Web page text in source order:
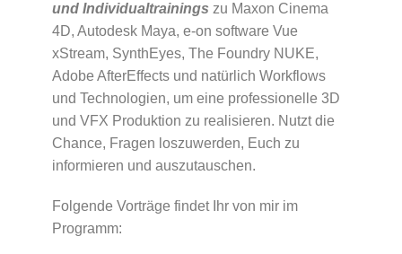
und Individualtrainings zu Maxon Cinema
4D, Autodesk Maya, e-on software Vue
xStream, SynthEyes, The Foundry NUKE,
Adobe AfterEffects und natürlich Workflows
und Technologien, um eine professionelle 3D
und VFX Produktion zu realisieren. Nutzt die
Chance, Fragen loszuwerden, Euch zu
informieren und auszutauschen.
Folgende Vorträge findet Ihr von mir im
Programm: